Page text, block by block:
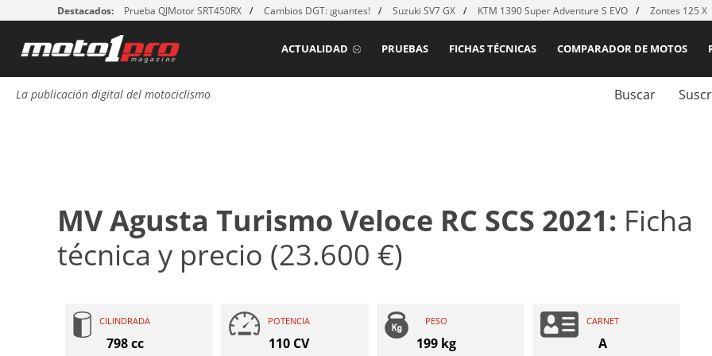
Destacados: Prueba QJMotor SRT450RX Cambios DGT: ¡guantes! Suzuki SV7 GX KTM 1390 Super Adventure S EVO Zontes 125 X
COMPARADOR DE MOTOS
FICHAS TÉCNICAS
PRUEBAS
ACTUALIDAD
La publicación digital del motociclismo Buscar
MV Agusta Turismo Veloce RC SCS 2021: Ficha
técnica y precio (23.600 €)
CILINDRADA
798 cc
POTENCIA
110 CV
PESO
199 kg
CARNET
A